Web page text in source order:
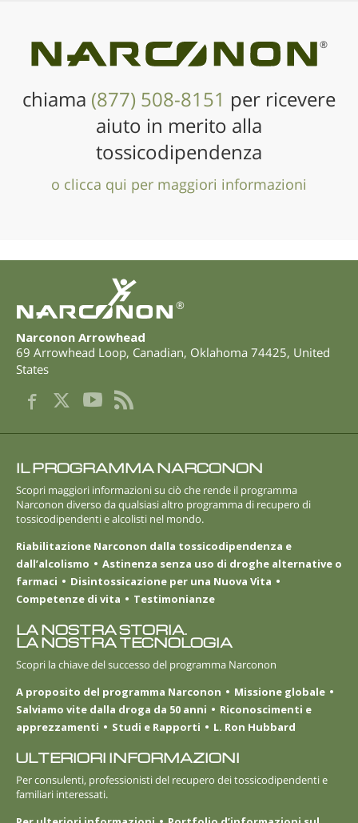
®
chiama (877) 508-8151 per ricevere
aiuto in merito alla
tossicodipendenza
o clicca qui per maggiori informazioni
®
Narconon Arrowhead
69 Arrowhead Loop, Canadian, Oklahoma 74425, United
States
IL PROGRAMMA NARCONON
Scopri maggiori informazioni su ciò che rende il programma
Narconon diverso da qualsiasi altro programma di recupero di
tossicodipendenti e alcolisti nel mondo.
Riabilitazione Narconon dalla tossicodipendenza e
dall’alcolismo
Astinenza senza uso di droghe alternative o
farmaci
Disintossicazione per una Nuova Vita
Competenze di vita
Testimonianze
LA NOSTRA STORIA.
LA NOSTRA TECNOLOGIA
Scopri la chiave del successo del programma Narconon
A proposito del programma Narconon
Missione globale
Salviamo vite dalla droga da 50 anni
Riconoscimenti e
apprezzamenti
Studi e Rapporti L. Ron Hubbard
ULTERIORI INFORMAZIONI
Per consulenti, professionisti del recupero dei tossicodipendenti e
familiari interessati.